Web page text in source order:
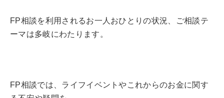
FP相談を利用されるお一人おひとりの状況、ご相談テ
ーマは多岐にわたります。
FP相談では、ライフイベントやこれからのお金に関す